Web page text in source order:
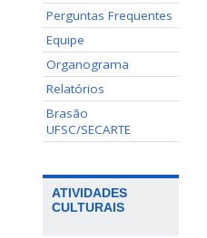
Perguntas Frequentes
Equipe
Organograma
Relatórios
Brasão
UFSC/SECARTE
ATIVIDADES
CULTURAIS